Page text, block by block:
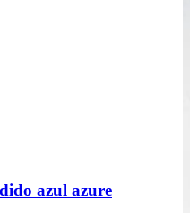
azul azure